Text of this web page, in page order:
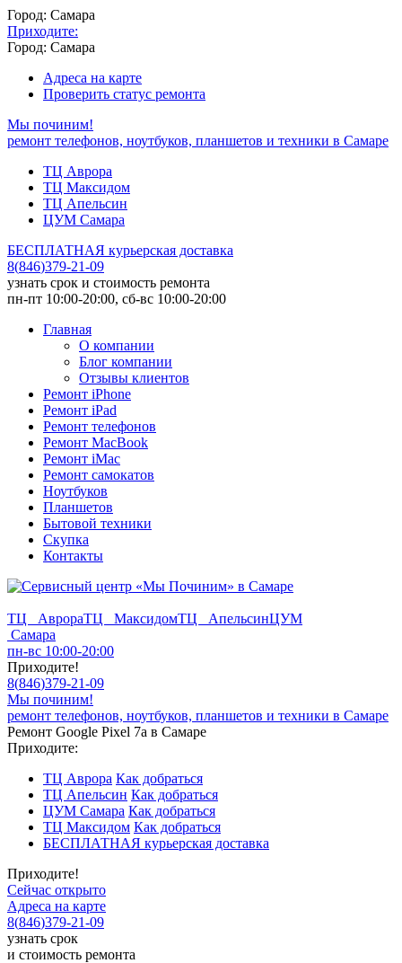
Город: Самара
Приходите:
Город: Самара
Адреса на карте
Проверить статус ремонта
Мы починим!
ремонт телефонов, ноутбуков, планшетов и техники в Самаре
ТЦ Аврора
ТЦ Максидом
ТЦ Апельсин
ЦУМ Самара
БЕСПЛАТНАЯ курьерская доставка
8(846)379-21-09
узнать срок и стоимость ремонта
пн-пт 10:00-20:00, сб-вс 10:00-20:00
Главная
О компании
Блог компании
Отзывы клиентов
Ремонт iPhone
Ремонт iPad
Ремонт телефонов
Ремонт MacBook
Ремонт iMac
Ремонт самокатов
Ноутбуков
Планшетов
Бытовой техники
Скупка
Контакты
ТЦ АврораТЦ МаксидомТЦ АпельсинЦУМ
Самара
пн-вс 10:00-20:00
Приходите!
8(846)379-21-09
Мы починим!
ремонт телефонов, ноутбуков, планшетов и техники в Самаре
Ремонт Google Pixel 7a в Самаре
Приходите:
ТЦ Аврора Как добраться
ТЦ Апельсин Как добраться
ЦУМ Самара Как добраться
ТЦ Максидом Как добраться
БЕСПЛАТНАЯ курьерская доставка
Приходите!
Сейчас открыто
Адреса на карте
8(846)379-21-09
узнать срок
и стоимость ремонта